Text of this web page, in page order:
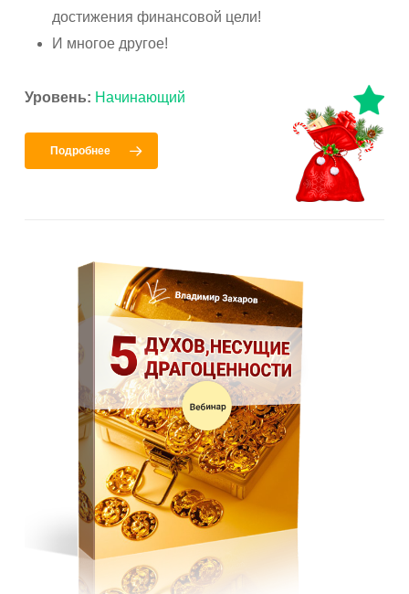
достижения финансовой цели!
И многое другое!
Уровень: Начинающий
Подробнее